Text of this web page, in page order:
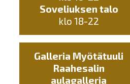
Soveliuksen talo
klo 18-22
Galleria Myötätuuli
Raahesalin
aulagalleria